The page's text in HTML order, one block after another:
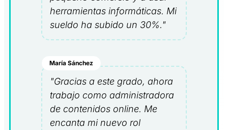
herramientas informáticas. Mi
sueldo ha subido un 30%."
María Sánchez
"Gracias a este grado, ahora
trabajo como administradora
de contenidos online. Me
encanta mi nuevo rol